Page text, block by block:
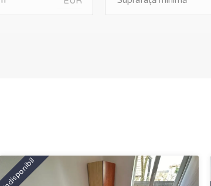
Indisponibil